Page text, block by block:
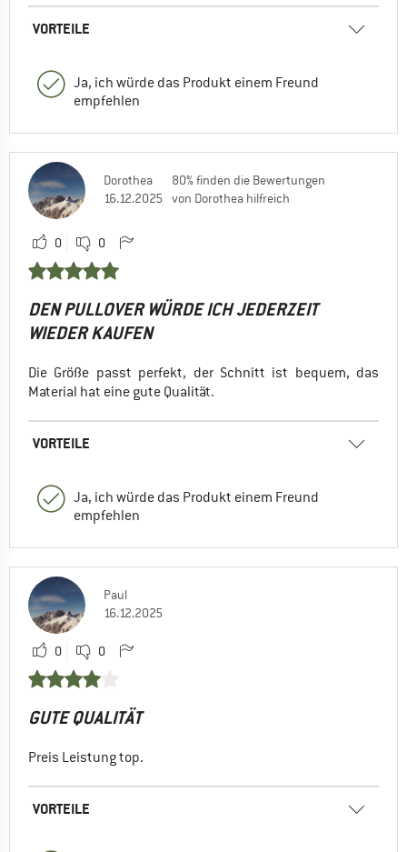
VORTEILE
Ja, ich würde das Produkt einem Freund
empfehlen
Dorothea
16.12.2025
80% finden die Bewertungen
von Dorothea hilfreich
0 0
DEN PULLOVER WÜRDE ICH JEDERZEIT
WIEDER KAUFEN
Die Größe passt perfekt, der Schnitt ist bequem, das
Material hat eine gute Qualität.
VORTEILE
Ja, ich würde das Produkt einem Freund
empfehlen
Paul
16.12.2025
0 0
GUTE QUALITÄT
Preis Leistung top.
VORTEILE